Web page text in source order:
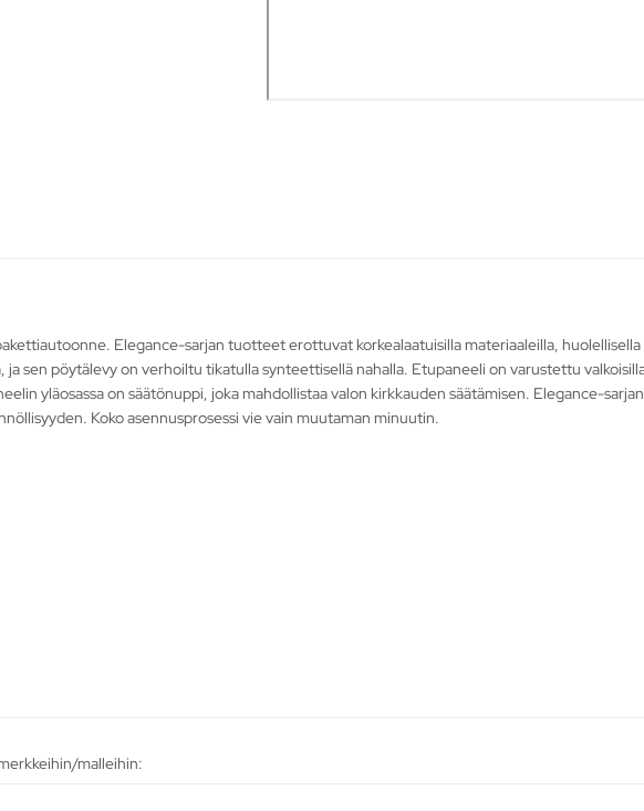
Elegance-sarjan tuotteet erottuvat korkealaatuisilla materiaaleilla,
ja sen pöytälevy on verhoiltu tikatulla synteettisellä nahalla. Etupaneeli on varustettu
yläosassa on säätönuppi, joka mahdollistaa valon kirkkauden säätämisen. Elegance-
Koko asennusprosessi vie vain muutaman minuutin.
malleihin: